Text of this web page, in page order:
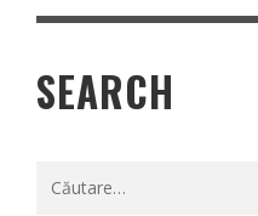
SEARCH
Caută